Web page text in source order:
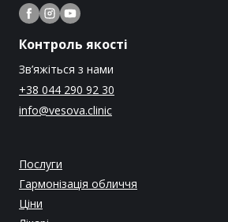
Контроль якості
Зв’яжіться з нами
+38 044 290 92 30
info@vesova.clinic
Послуги
Гармонізація обличчя
Ціни